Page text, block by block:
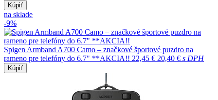
Kúpiť
na sklade
-9%
Spigen Armband A700 Camo – značkové športové puzdro na
rameno pre telefóny do 6.7" **AKCIA!! 22,45 € 20,40 € s DPH
Kúpiť